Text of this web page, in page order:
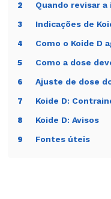
2 Quando revisar a
3 Indicações de
4 Como o Koide D
5 Como a dose
6 Ajuste de dose
7 Koide D:
8 Koide D: Avisos
9 Fontes úteis